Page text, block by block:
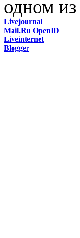
одном из
Livejournal
Mail.Ru OpenID
Liveinternet
Blogger